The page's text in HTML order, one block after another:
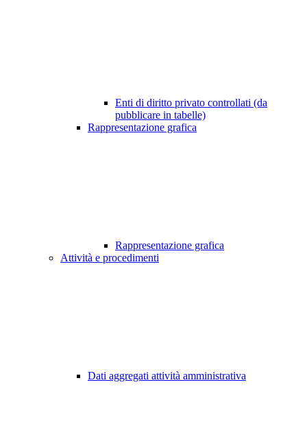
Enti di diritto privato controllati (da
pubblicare in tabelle)
Rappresentazione grafica
Rappresentazione grafica
Attività e procedimenti
Dati aggregati attività amministrativa